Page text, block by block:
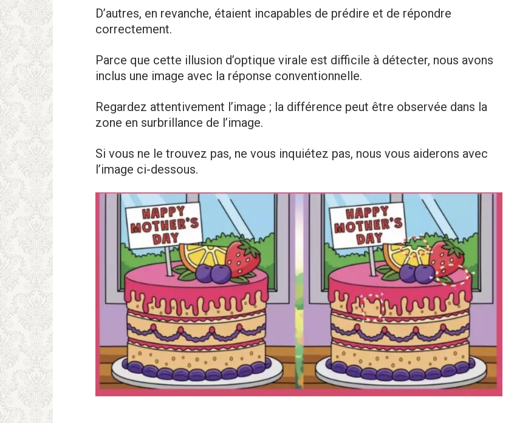
D’autres, en revanche, étaient incapables de prédire et de répondre
correctement.
Parce que cette illusion d’optique virale est difficile à détecter, nous avons
inclus une image avec la réponse conventionnelle.
Regardez attentivement l’image ; la différence peut être observée dans la
zone en surbrillance de l’image.
Si vous ne le trouvez pas, ne vous inquiétez pas, nous vous aiderons avec
l’image ci-dessous.